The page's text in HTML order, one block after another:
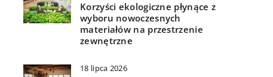
Korzyści ekologiczne płynące z
wyboru nowoczesnych
materiałów na przestrzenie
zewnętrzne
18 lipca 2026